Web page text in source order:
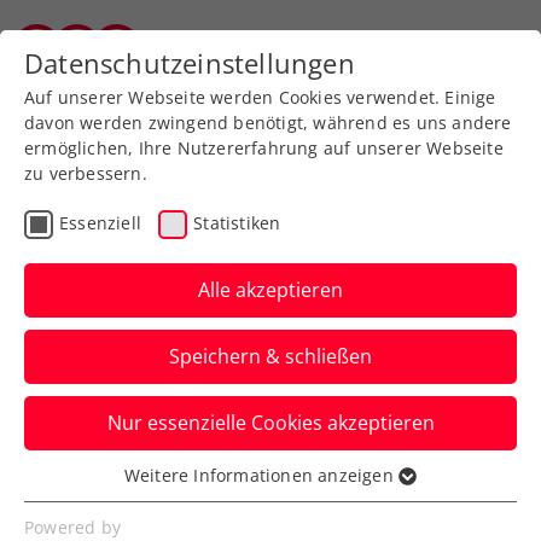
Aktuelle News
News filtern
Datenschutzeinstellungen
Auf unserer Webseite werden Cookies verwendet. Einige
davon werden zwingend benötigt, während es uns andere
ermöglichen, Ihre Nutzererfahrung auf unserer Webseite
zu verbessern.
Essenziell Statistiken
Alle akzeptieren
Speichern & schließen
Nur essenzielle Cookies akzeptieren
Essenziell
Essenzielle Cookies werden für grundlegende
Weitere Informationen anzeigen
Powered by